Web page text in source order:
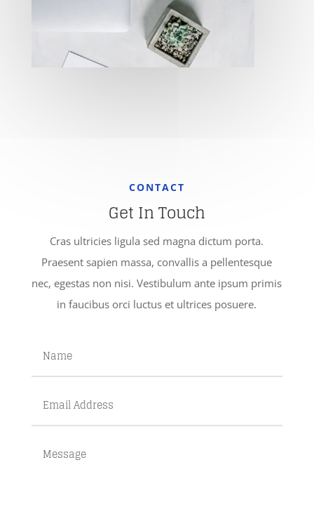
CONTACT
Get In Touch
Cras ultricies ligula sed magna dictum porta.
Praesent sapien massa, convallis a pellentesque
nec, egestas non nisi. Vestibulum ante ipsum primis
in faucibus orci luctus et ultrices posuere.